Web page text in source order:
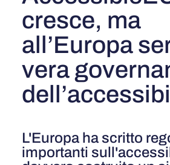
cresce, ma
all’Europa
vera
L'Europa ha scritto
importanti